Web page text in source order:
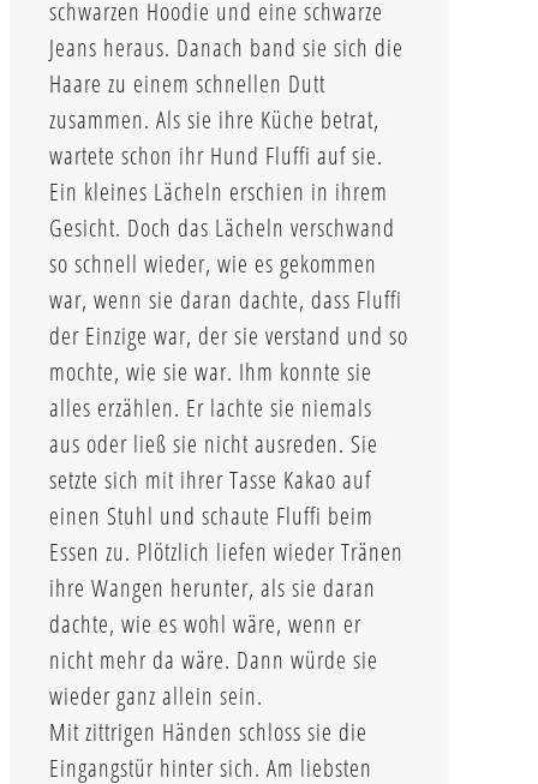
schwarzen Hoodie und eine schwarze
Jeans heraus. Danach band sie sich die
Haare zu einem schnellen Dutt
zusammen. Als sie ihre Küche betrat,
wartete schon ihr Hund Fluffi auf sie.
Ein kleines Lächeln erschien in ihrem
Gesicht. Doch das Lächeln verschwand
so schnell wieder, wie es gekommen
war, wenn sie daran dachte, dass Fluffi
der Einzige war, der sie verstand und so
mochte, wie sie war. Ihm konnte sie
alles erzählen. Er lachte sie niemals
aus oder ließ sie nicht ausreden. Sie
setzte sich mit ihrer Tasse Kakao auf
einen Stuhl und schaute Fluffi beim
Essen zu. Plötzlich liefen wieder Tränen
ihre Wangen herunter, als sie daran
dachte, wie es wohl wäre, wenn er
nicht mehr da wäre. Dann würde sie
wieder ganz allein sein.
Mit zittrigen Händen schloss sie die
Eingangstür hinter sich. Am liebsten